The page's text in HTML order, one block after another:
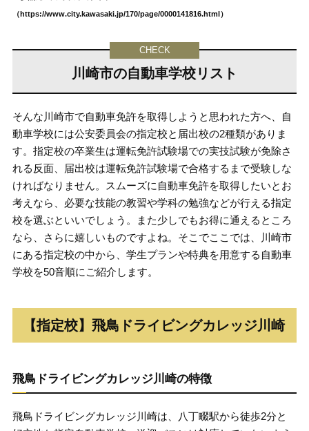
（https://www.city.kawasaki.jp/170/page/0000141816.html）
川崎市の自動車学校リスト
そんな川崎市で自動車免許を取得しようと思われた方へ、自
動車学校には公安委員会の指定校と届出校の2種類がありま
す。指定校の卒業生は運転免許試験場での実技試験が免除さ
れる反面、届出校は運転免許試験場で合格するまで受験しな
ければなりません。スムーズに自動車免許を取得したいとお
考えなら、必要な技能の教習や学科の勉強などが行える指定
校を選ぶといいでしょう。また少しでもお得に通えるところ
なら、さらに嬉しいものですよね。そこでここでは、川崎市
にある指定校の中から、学生プランや特典を用意する自動車
学校を50音順にご紹介します。
【指定校】飛鳥ドライビングカレッジ川崎
飛鳥ドライビングカレッジ川崎の特徴
飛鳥ドライビングカレッジ川崎は、八丁畷駅から徒歩2分と